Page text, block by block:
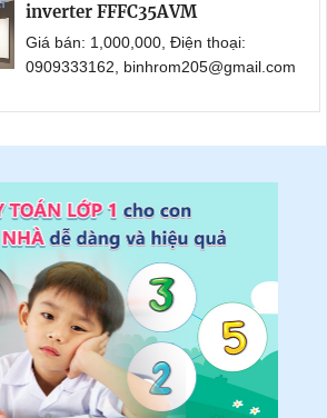
inverter FFFC35AVM
Giá bán: 1,000,000, Điện thoại:
0909333162, binhrom205@gmail.com